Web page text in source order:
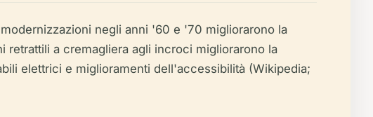
negli anni '60 e '70 migliorarono la
a cremagliera agli incroci migliorarono la
elettrici e miglioramenti dell'accessibilità (Wikipedia;